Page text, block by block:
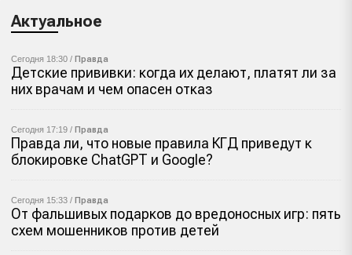
Актуальное
Сегодня 18:30 / Правда
Детские прививки: когда их делают, платят ли за
них врачам и чем опасен отказ
Сегодня 17:19 / Правда
Правда ли, что новые правила КГД приведут к
блокировке ChatGPT и Google?
Сегодня 15:33 / Правда
От фальшивых подарков до вредоносных игр: пять
схем мошенников против детей